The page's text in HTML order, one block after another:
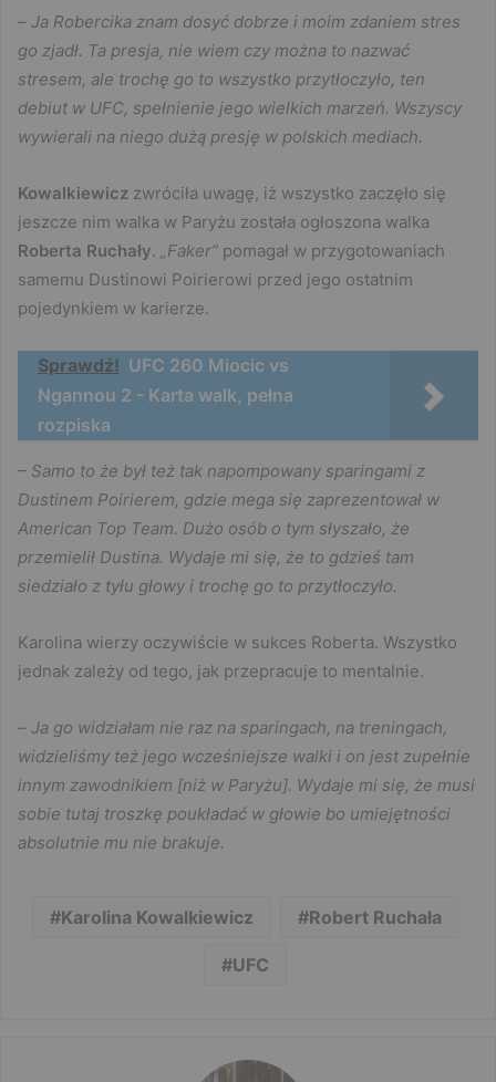
– Ja Robercika znam dosyć dobrze i moim zdaniem stres
go zjadł. Ta presja, nie wiem czy można to nazwać
stresem, ale trochę go to wszystko przytłoczyło, ten
debiut w UFC, spełnienie jego wielkich marzeń. Wszyscy
wywierali na niego dużą presję w polskich mediach.
Kowalkiewicz zwróciła uwagę, iż wszystko zaczęło się
jeszcze nim walka w Paryżu została ogłoszona walka
Roberta Ruchały. „Faker” pomagał w przygotowaniach
samemu Dustinowi Poirierowi przed jego ostatnim
pojedynkiem w karierze.
Sprawdź! UFC 260 Miocic vs
Ngannou 2 - Karta walk, pełna
rozpiska
– Samo to że był też tak napompowany sparingami z
Dustinem Poirierem, gdzie mega się zaprezentował w
American Top Team. Dużo osób o tym słyszało, że
przemielił Dustina. Wydaje mi się, że to gdzieś tam
siedziało z tyłu głowy i trochę go to przytłoczyło.
Karolina wierzy oczywiście w sukces Roberta. Wszystko
jednak zależy od tego, jak przepracuje to mentalnie.
– Ja go widziałam nie raz na sparingach, na treningach,
widzieliśmy też jego wcześniejsze walki i on jest zupełnie
innym zawodnikiem [niż w Paryżu]. Wydaje mi się, że musi
sobie tutaj troszkę poukładać w głowie bo umiejętności
absolutnie mu nie brakuje.
Karolina Kowalkiewicz Robert Ruchała
UFC